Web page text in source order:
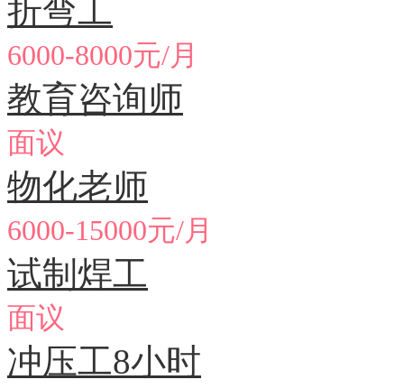
折弯工
6000-8000元/月
教育咨询师
面议
物化老师
6000-15000元/月
试制焊工
面议
冲压工8小时